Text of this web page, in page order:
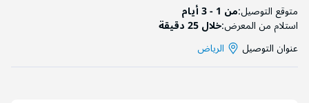
متوقع التوصيل:من 1 - 3 أيام
استلام من المعرض:خلال 25 دقيقة
عنوان التوصيل
الرياض